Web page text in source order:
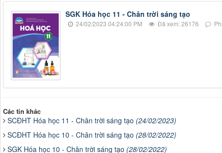
SGK Hóa học 11 - Chân trời sáng tạo
24/02/2023 04:24:00 PM Đã xem: 26176
Các tin khác
SCĐHT Hóa học 11 - Chân trời sáng tạo (24/02/2023)
SCĐHT Hóa học 10 - Chân trời sáng tạo (28/02/2022)
SGK Hóa học 10 - Chân trời sáng tạo (28/02/2022)